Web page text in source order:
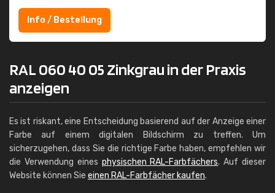
Info / Bestellung
RAL 060 40 05 Zinkgrau in der Praxis
anzeigen
Es ist riskant, eine Entscheidung basierend auf der Anzeige einer
Farbe auf einem digitalen Bildschirm zu treffen. Um
sicherzugehen, dass Sie die richtige Farbe haben, empfehlen wir
die Verwendung eines physischen RAL-Farbfächers. Auf dieser
Website können Sie einen RAL-Farbfächer kaufen.